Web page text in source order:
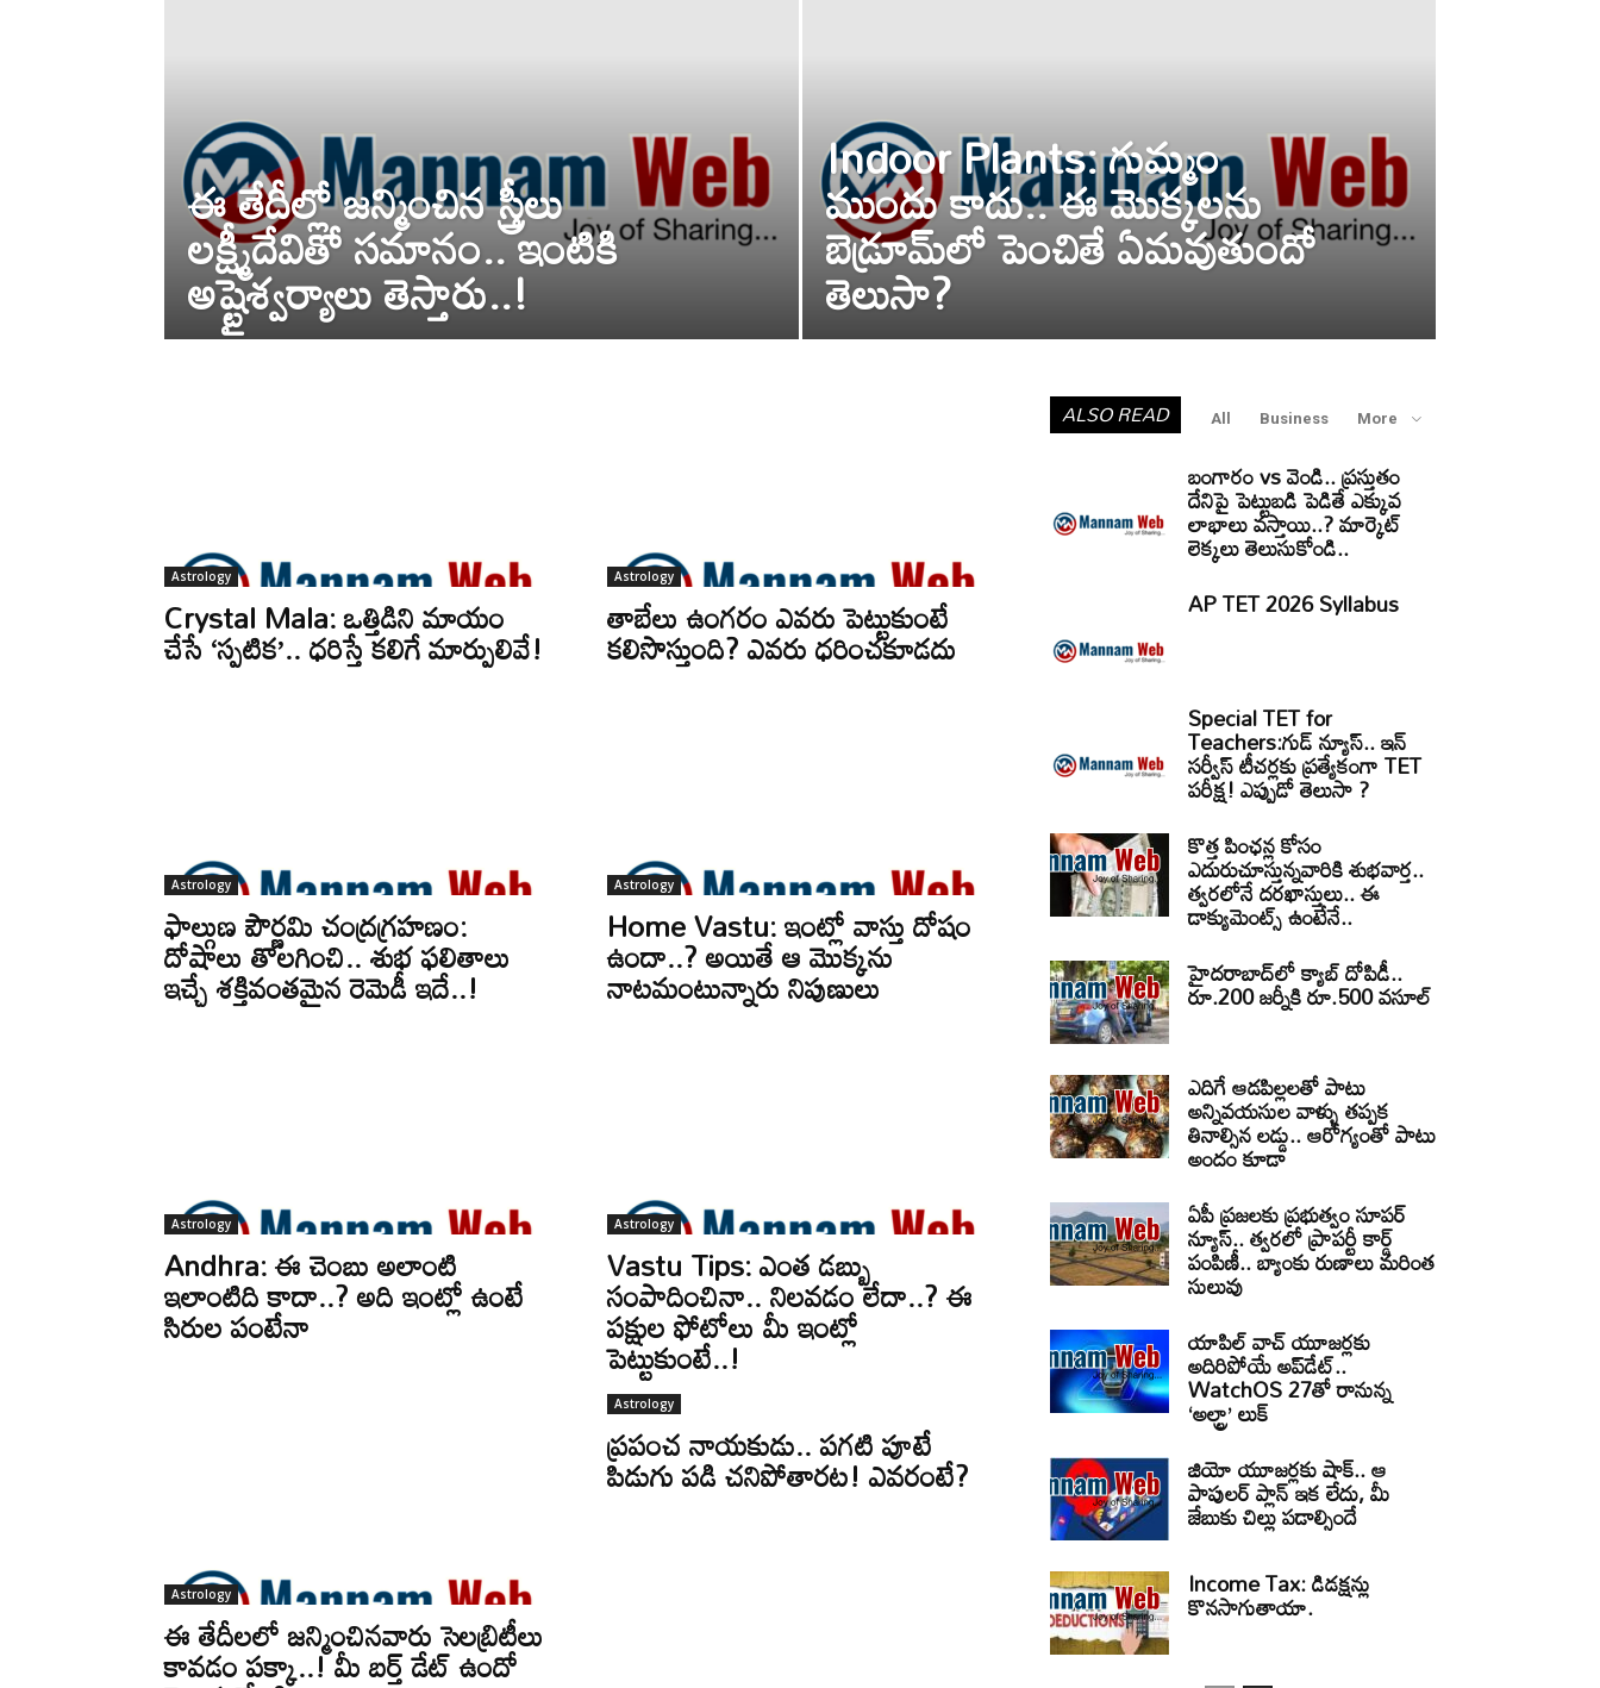
ఈ తేదీల్లో జన్మించిన స్త్రీలు
లక్ష్మీదేవితో సమానం.. ఇంటికి
అష్టైశ్వర్యాలు తెస్తారు..!
Indoor Plants: గుమ్మం
ముందు కాదు.. ఈ మొక్కలను
బెడ్రూమ్‌లో పెంచితే ఏమవుతుందో
తెలుసా?
Astrology
Crystal Mala: ఒత్తిడిని మాయం
చేసే ‘స్పటిక’.. ధరిస్తే కలిగే మార్పులివే!
Astrology
తాబేలు ఉంగరం ఎవరు పెట్టుకుంటే
కలిసొస్తుంది? ఎవరు ధరించకూడదు
Astrology
ఫాల్గుణ పౌర్ణమి చంద్రగ్రహణం:
దోషాలు తొలగించి.. శుభ ఫలితాలు
ఇచ్చే శక్తివంతమైన రెమెడీ ఇదే..!
Astrology
Home Vastu: ఇంట్లో వాస్తు దోషం
ఉందా..? అయితే ఆ మొక్కను
నాటమంటున్నారు నిపుణులు
Astrology
Andhra: ఈ చెంబు అలాంటి
ఇలాంటిది కాదా..? అది ఇంట్లో ఉంటే
సిరుల పంటేనా
Astrology
Vastu Tips: ఎంత డబ్బు
సంపాదించినా.. నిలవడం లేదా..? ఈ
పక్షుల ఫోటోలు మీ ఇంట్లో
పెట్టుకుంటే..!
Astrology
ఈ తేదీలలో జన్మించినవారు సెలబ్రిటీలు
కావడం పక్కా..! మీ బర్త్ డేట్ ఉందో
Astrology
ప్రపంచ నాయకుడు.. పగటి పూటే
పిడుగు పడి చనిపోతారట! ఎవరంటే?
ALSO READ All Business More
బంగారం vs వెండి.. ప్రస్తుతం
దేనిపై పెట్టుబడి పెడితే ఎక్కువ
లాభాలు వస్తాయి..? మార్కెట్
లెక్కలు తెలుసుకోండి..
AP TET 2026 Syllabus
Special TET for
Teachers:గుడ్ న్యూస్.. ఇన్
సర్వీస్ టీచర్లకు ప్రత్యేకంగా TET
పరీక్ష! ఎప్పుడో తెలుసా ?
కొత్త పింఛన్ల కోసం
ఎదురుచూస్తున్నవారికి శుభవార్త..
త్వరలోనే దరఖాస్తులు.. ఈ
డాక్యుమెంట్స్ ఉంటేనే..
హైదరాబాద్‌లో క్యాబ్‌ దోపిడీ..
రూ.200 జర్నీకి రూ.500 వసూల్
ఎదిగే ఆడపిల్లలతో పాటు
అన్నివయసుల వాళ్ళు తప్పక
తినాల్సిన లడ్డు.. ఆరోగ్యంతో పాటు
అందం కూడా
ఏపీ ప్రజలకు ప్రభుత్వం సూపర్
న్యూస్.. త్వరలో ప్రాపర్టీ కార్డ్
పంపిణీ.. బ్యాంకు రుణాలు మరింత
సులువు
యాపిల్ వాచ్ యూజర్లకు
అదిరిపోయే అప్‌డేట్..
WatchOS 27తో రానున్న
‘అల్ట్రా’ లుక్
జియో యూజర్లకు షాక్.. ఆ
పాపులర్ ప్లాన్ ఇక లేదు, మీ
జేబుకు చిల్లు పడాల్సిందే
Income Tax: డిడక్షన్లు
కొనసాగుతాయా.